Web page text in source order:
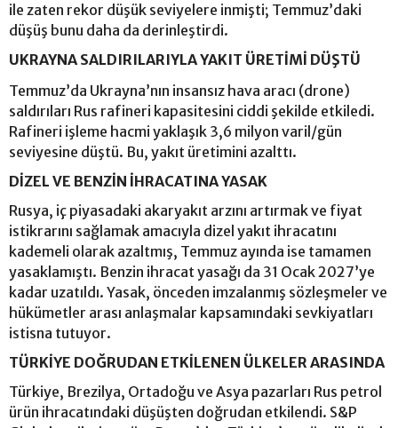
ile zaten rekor düşük seviyelere inmişti; Temmuz’daki
düşüş bunu daha da derinleştirdi.
UKRAYNA SALDIRILARIYLA YAKIT ÜRETİMİ DÜŞTÜ
Temmuz’da Ukrayna’nın insansız hava aracı (drone)
saldırıları Rus rafineri kapasitesini ciddi şekilde etkiledi.
Rafineri işleme hacmi yaklaşık 3,6 milyon varil/gün
seviyesine düştü. Bu, yakıt üretimini azalttı.
DİZEL VE BENZİN İHRACATINA YASAK
Rusya, iç piyasadaki akaryakıt arzını artırmak ve fiyat
istikrarını sağlamak amacıyla dizel yakıt ihracatını
kademeli olarak azaltmış, Temmuz ayında ise tamamen
yasaklamıştı. Benzin ihracat yasağı da 31 Ocak 2027’ye
kadar uzatıldı. Yasak, önceden imzalanmış sözleşmeler ve
hükümetler arası anlaşmalar kapsamındaki sevkiyatları
istisna tutuyor.
TÜRKİYE DOĞRUDAN ETKİLENEN ÜLKELER ARASINDA
Türkiye, Brezilya, Ortadoğu ve Asya pazarları Rus petrol
ürün ihracatındaki düşüşten doğrudan etkilendi. S&P